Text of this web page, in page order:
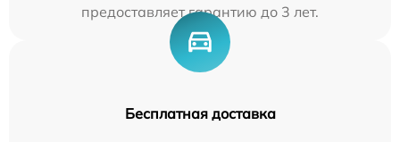
предоставляет гарантию до 3 лет.
Бесплатная доставка